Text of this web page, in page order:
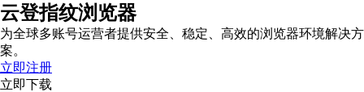
云登指纹浏览器
为全球多账号运营者提供安全、稳定、高效的浏览器环境解决方
案。
立即注册
立即下载